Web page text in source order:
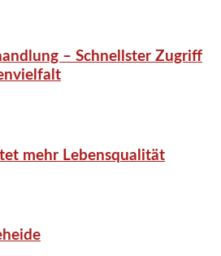
– Schnellster Zugriff
mehr Lebensqualität